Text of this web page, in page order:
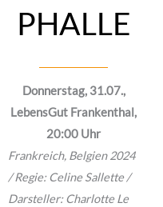
PHALLE
Donnerstag, 31.07.,
LebensGut Frankenthal,
20:00 Uhr
Frankreich, Belgien 2024
/ Regie: Celine Sallette /
Darsteller: Charlotte Le